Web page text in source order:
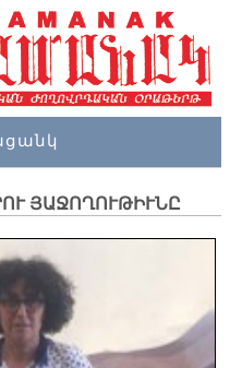
ՅԱՋՈՂՈՒԹԻՒՆԸ